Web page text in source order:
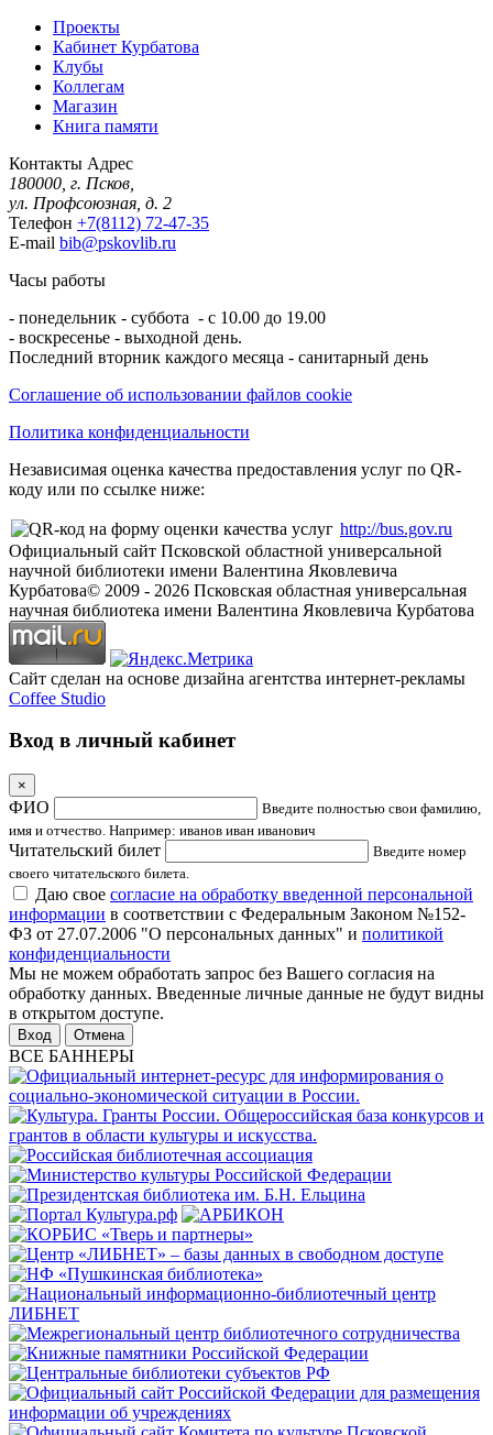
Проекты
Кабинет Курбатова
Клубы
Коллегам
Магазин
Книга памяти
Контакты Адрес
180000, г. Псков,
ул. Профсоюзная, д. 2
Телефон +7(8112) 72-47-35
E-mail bib@pskovlib.ru
Часы работы
- понедельник - суббота - с 10.00 до 19.00
- воскресенье - выходной день.
Последний вторник каждого месяца - санитарный день
Соглашение об использовании файлов cookie
Политика конфиденциальности
Независимая оценка качества предоставления услуг по QR-
коду или по ссылке ниже:
http://bus.gov.ru
Официальный сайт Псковской областной универсальной
научной библиотеки имени Валентина Яковлевича
Курбатова© 2009 - 2026 Псковская областная универсальная
научная библиотека имени Валентина Яковлевича Курбатова
Сайт сделан на основе дизайна агентства интернет-рекламы
Coffee Studio
Вход в личный кабинет
×
ФИО
Введите полностью свои фамилию,
имя и отчество. Например: иванов иван иванович
Читательский билет
Введите номер
своего читательского билета.
Даю свое согласие на обработку введенной персональной
информации в соответствии с Федеральным Законом №152-
ФЗ от 27.07.2006 "О персональных данных" и политикой
конфиденциальности
Мы не можем обработать запрос без Вашего согласия на
обработку данных. Введенные личные данные не будут видны
в открытом доступе.
Отмена
ВСЕ БАННЕРЫ